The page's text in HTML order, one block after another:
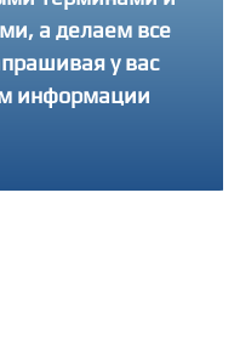
интересующий
получить